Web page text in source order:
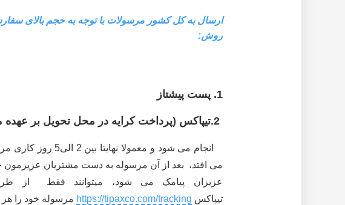
ارسال به کل کشور مرسولات با توجه به حجم بالای
روش:
1. پست پیشتاز
2.تیپاکس (پرداخت کرایه در محل تحویل بر عهده مشتری)
انجام می شود و
می افتد، بعد از آن مرسوله به دست مشتریان
عزیزان پیامک می شود، میتوانند فقط
تیپاکس https://tipaxco.com/tracking مرسوله خود را هر